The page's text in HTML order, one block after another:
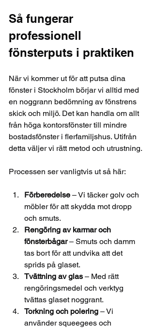
Så fungerar
professionell
fönsterputs i praktiken
När vi kommer ut för att putsa dina
fönster i Stockholm börjar vi alltid med
en noggrann bedömning av fönstrens
skick och miljö. Det kan handla om allt
från höga kontorsfönster till mindre
bostadsfönster i flerfamiljshus. Utifrån
detta väljer vi rätt metod och utrustning.
Processen ser vanligtvis ut så här:
Förberedelse – Vi täcker golv och
möbler för att skydda mot dropp
och smuts.
Rengöring av karmar och
fönsterbågar – Smuts och damm
tas bort för att undvika att det
sprids på glaset.
Tvättning av glas – Med rätt
rengöringsmedel och verktyg
tvättas glaset noggrant.
Torkning och polering – Vi
använder squeegees och